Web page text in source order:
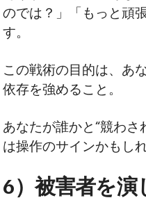
のでは？」「もっと頑
す。
この戦術の目的は、あ
依存を強めること。
あなたが誰かと“競わ
は操作のサインかもしれ
6）被害者を演